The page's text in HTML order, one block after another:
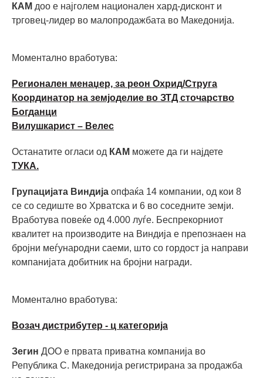
КАМ доо е најголем национален хард-дисконт и
трговец-лидер во малопродажбата во Македонија.
Моментално вработува:
Регионален менаџер, за реон Охрид/Струга
Координатор на земјоделие во ЗТД сточарство
Богданци
Вилушкарист – Велес
Останатите огласи од КАМ можете да ги најдете
ТУКА.
Групацијата Виндија опфаќа 14 компании, од кои 8
се со седиште во Хрватска и 6 во соседните земји.
Вработува повеќе од 4.000 луѓе. Беспрекорниот
квалитет на производите на Виндија е препознаен на
бројни меѓународни саеми, што со гордост ја направи
компанијата добитник на бројни награди.
Моментално вработува:
Возач дистрибутер - ц категорија
Зегин ДОО е првата приватна компанија во
Република С. Македонија регистрирана за продажба